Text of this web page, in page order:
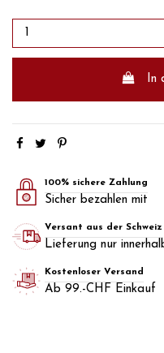
In
100% sichere Zahlung
Sicher bezahlen mit
Versant aus der Schweiz
Lieferung nur
Kostenloser Versand
Ab 99.-CHF Einkauf